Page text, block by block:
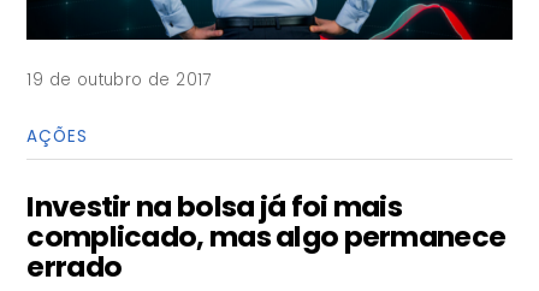
19 de outubro de 2017
AÇÕES
Investir na bolsa já foi mais
complicado, mas algo permanece
errado